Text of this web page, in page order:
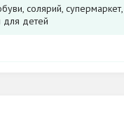
солярий, супермаркет,
для детей